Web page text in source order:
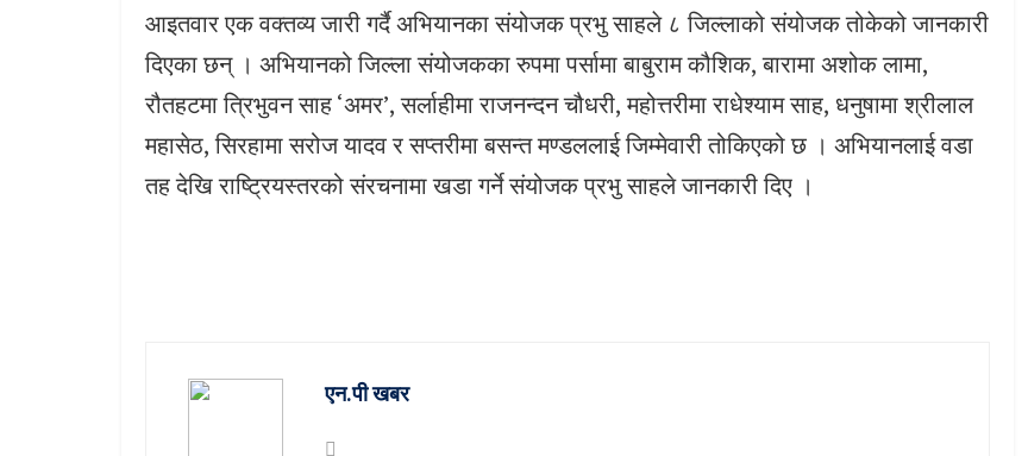
आइतवार एक वक्तव्य जारी गर्दै अभियानका संयोजक प्रभु साहले ८ जिल्लाको संयोजक तोकेको जानकारी
दिएका छन् । अभियानको जिल्ला संयोजकका रुपमा पर्सामा बाबुराम कौशिक, बारामा अशोक लामा,
रौतहटमा त्रिभुवन साह ‘अमर’, सर्लाहीमा राजनन्दन चौधरी, महोत्तरीमा राधेश्याम साह, धनुषामा श्रीलाल
महासेठ, सिरहामा सरोज यादव र सप्तरीमा बसन्त मण्डललाई जिम्मेवारी तोकिएको छ । अभियानलाई वडा
तह देखि राष्ट्रियस्तरको संरचनामा खडा गर्ने संयोजक प्रभु साहले जानकारी दिए ।
एन.पी खबर